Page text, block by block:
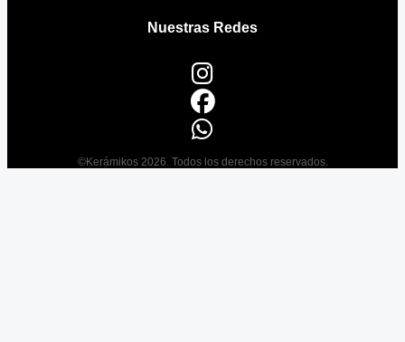
Nuestras Redes
©Kerámikos 2026. Todos los derechos reservados.